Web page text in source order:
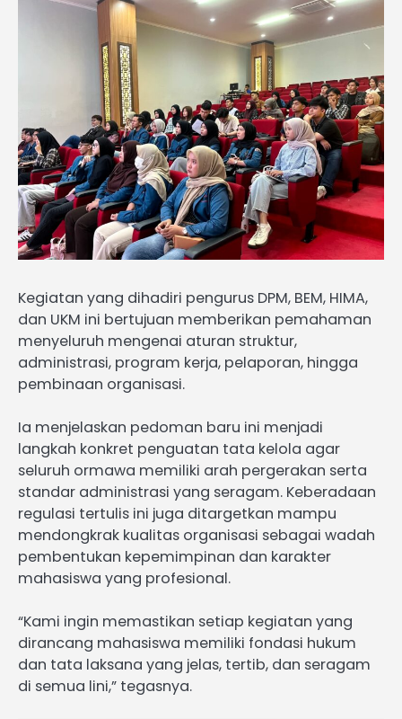
Kegiatan yang dihadiri pengurus DPM, BEM, HIMA,
dan UKM ini bertujuan memberikan pemahaman
menyeluruh mengenai aturan struktur,
administrasi, program kerja, pelaporan, hingga
pembinaan organisasi.
Ia menjelaskan pedoman baru ini menjadi
langkah konkret penguatan tata kelola agar
seluruh ormawa memiliki arah pergerakan serta
standar administrasi yang seragam. Keberadaan
regulasi tertulis ini juga ditargetkan mampu
mendongkrak kualitas organisasi sebagai wadah
pembentukan kepemimpinan dan karakter
mahasiswa yang profesional.
“Kami ingin memastikan setiap kegiatan yang
dirancang mahasiswa memiliki fondasi hukum
dan tata laksana yang jelas, tertib, dan seragam
di semua lini,” tegasnya.